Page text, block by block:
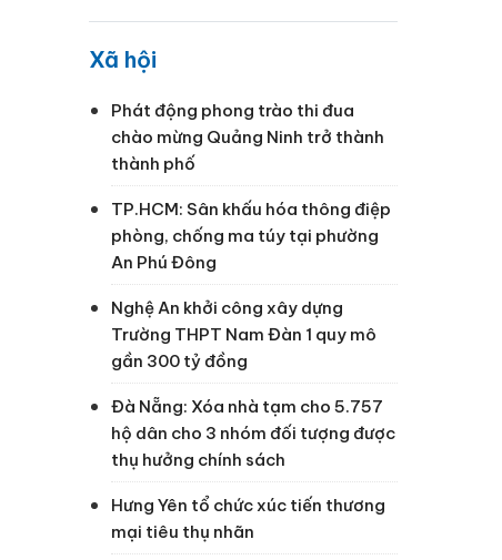
Xã hội
Phát động phong trào thi đua
chào mừng Quảng Ninh trở thành
thành phố
TP.HCM: Sân khấu hóa thông điệp
phòng, chống ma túy tại phường
An Phú Đông
Nghệ An khởi công xây dựng
Trường THPT Nam Đàn 1 quy mô
gần 300 tỷ đồng
Đà Nẵng: Xóa nhà tạm cho 5.757
hộ dân cho 3 nhóm đối tượng được
thụ hưởng chính sách
Hưng Yên tổ chức xúc tiến thương
mại tiêu thụ nhãn